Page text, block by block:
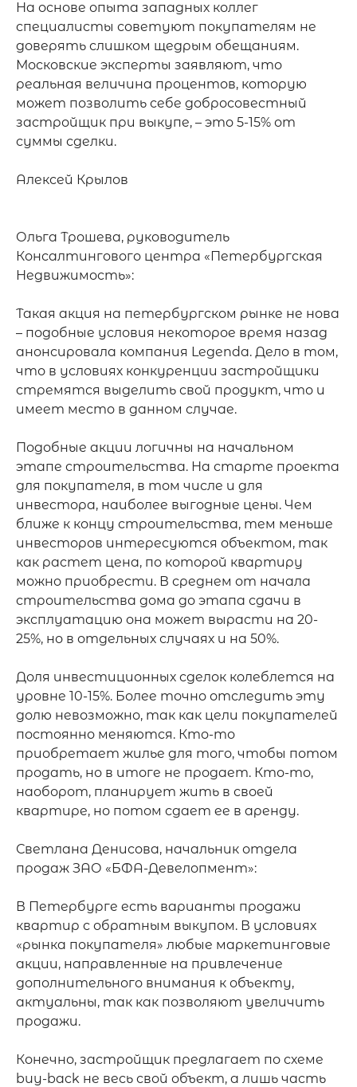
На основе опыта западных коллег
специалисты советуют покупателям не
доверять слишком щедрым обещаниям.
Московские эксперты заявляют, что
реальная величина процентов, которую
может позволить себе добросовестный
застройщик при выкупе, – это 5-15% от
суммы сделки.
Алексей Крылов
Ольга Трошева, руководитель
Консалтингового центра «Петербургская
Недвижимость»:
Такая акция на петербургском рынке не нова
– подобные условия некоторое время назад
анонсировала компания Legenda. Дело в том,
что в условиях конкуренции застройщики
стремятся выделить свой продукт, что и
имеет место в данном случае.
Подобные акции логичны на начальном
этапе строительства. На старте проекта
для покупателя, в том числе и для
инвестора, наиболее выгодные цены. Чем
ближе к концу строительства, тем меньше
инвесторов интересуются объектом, так
как растет цена, по которой квартиру
можно приобрести. В среднем от начала
строительства дома до этапа сдачи в
эксплуатацию она может вырасти на 20-
25%, но в отдельных случаях и на 50%.
Доля инвестиционных сделок колеблется на
уровне 10-15%. Более точно отследить эту
долю невозможно, так как цели покупателей
постоянно меняются. Кто-то
приобретает жилье для того, чтобы потом
продать, но в итоге не продает. Кто-то,
наоборот, планирует жить в своей
квартире, но потом сдает ее в аренду.
Светлана Денисова, начальник отдела
продаж ЗАО «БФА-Девелопмент»:
В Петербурге есть варианты продажи
квартир с обратным выкупом. В условиях
«рынка покупателя» любые маркетинговые
акции, направленные на привлечение
дополнительного внимания к объекту,
актуальны, так как позволяют увеличить
продажи.
Конечно, застройщик предлагает по схеме
buy-back не весь свой объект, а лишь часть